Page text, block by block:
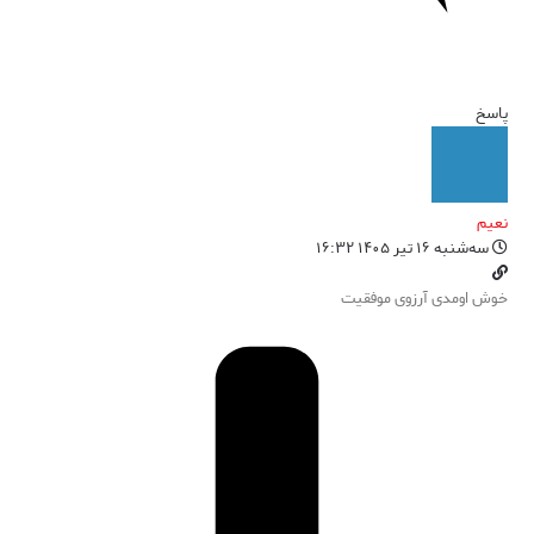
پاسخ
نعیم
سه‌شنبه ۱۶ تیر ۱۴۰۵ ۱۶:۳۲
خوش اومدی آرزوی موفقیت